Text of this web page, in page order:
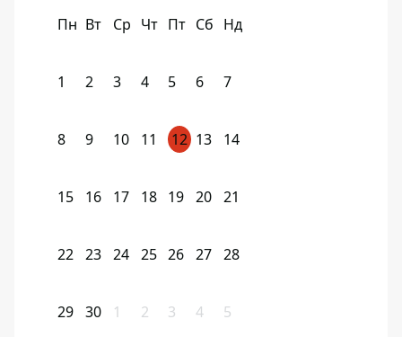
Пн Вт Ср Чт Пт Сб Нд
1 2 3 4 5 6 7
8 9 10 11 12 13 14
15 16 17 18 19 20 21
22 23 24 25 26 27 28
29 30 1 2 3 4 5